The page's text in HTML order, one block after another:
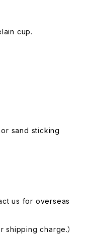
cup.
sand sticking
us for overseas
shipping charge.）